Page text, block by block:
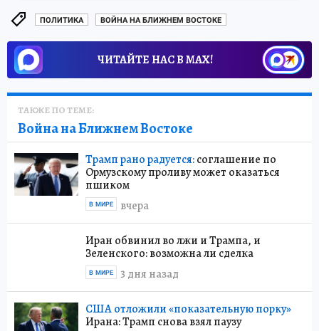
ПОЛИТИКА ВОЙНА НА БЛИЖНЕМ ВОСТОКЕ
ЧИТАЙТЕ НАС В МАХ!
ТАКЖЕ ПО ТЕМЕ:
Война на Ближнем Востоке
Трамп рано радуется:соглашение по
Ормузскому проливу может оказаться
пшиком
вчера
В МИРЕ
Иран обвинил во лжи и Трампа, и
Зеленского: возможна ли сделка
3 дня назад
В МИРЕ
США отложили «показательную порку»
Ирана: Трамп снова взял паузу